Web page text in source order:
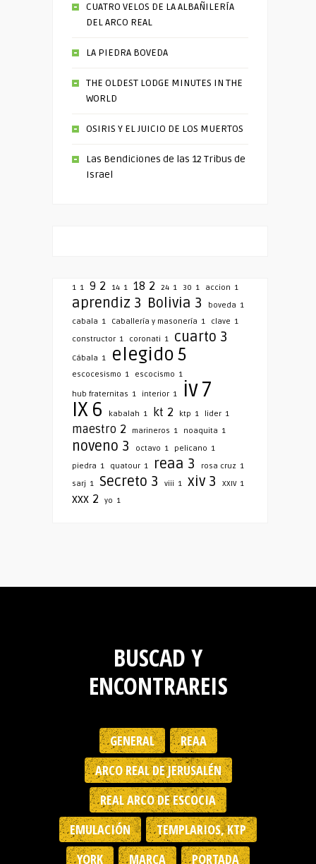
CUATRO VELOS DE LA ALBAÑILERÍA
DEL ARCO REAL
LA PIEDRA BOVEDA
THE OLDEST LODGE MINUTES IN THE
WORLD
OSIRIS Y EL JUICIO DE LOS MUERTOS
Las Bendiciones de las 12 Tribus de
Israel
1 1 9 2 14 1 18 2 24 1 30 1 accion 1
aprendiz 3 Bolivia 3 boveda 1
cabala 1 Caballería y masonería 1 clave 1
constructor 1 coronati 1 cuarto 3
Cábala 1 elegido5
escocesismo 1 escocismo 1
hub fraternitas 1 interior 1 iv7
IX 6 kabalah 1 kt 2 ktp 1 lider 1
maestro 2 marineros 1 noaquita 1
noveno 3 octavo 1 pelicano 1
piedra 1 quatour 1 reaa 3 rosa cruz 1
sarj 1 Secreto 3 viii 1 xiv 3 XXIV 1
xxx 2 yo 1
BUSCAD Y
ENCONTRAREIS
GENERAL
REAA
ARCO REAL DE JERUSALÉN
REAL ARCO DE ESCOCIA
EMULACIÓN
TEMPLARIOS, KTP
YORK
MARCA PORTADA